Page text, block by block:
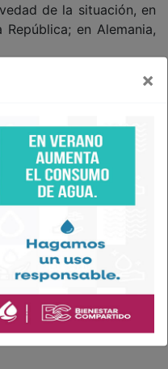
×
de la situación, en
en Alemania,
opinión de Agencia
que corresponde al
del autor